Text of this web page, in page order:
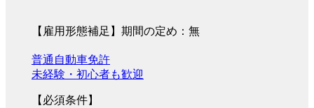
【雇用形態補足】期間の定め：無
普通自動車免許
未経験・初心者も歓迎
【必須条件】